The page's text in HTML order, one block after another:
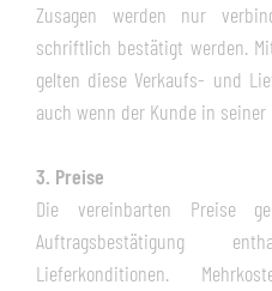
Zusagen werden nur
schriftlich bestätigt werden.
gelten diese Verkaufs- und
auch wenn der Kunde in
3. Preise
Die vereinbarten
Auftragsbestätigung
Lieferkonditionen.